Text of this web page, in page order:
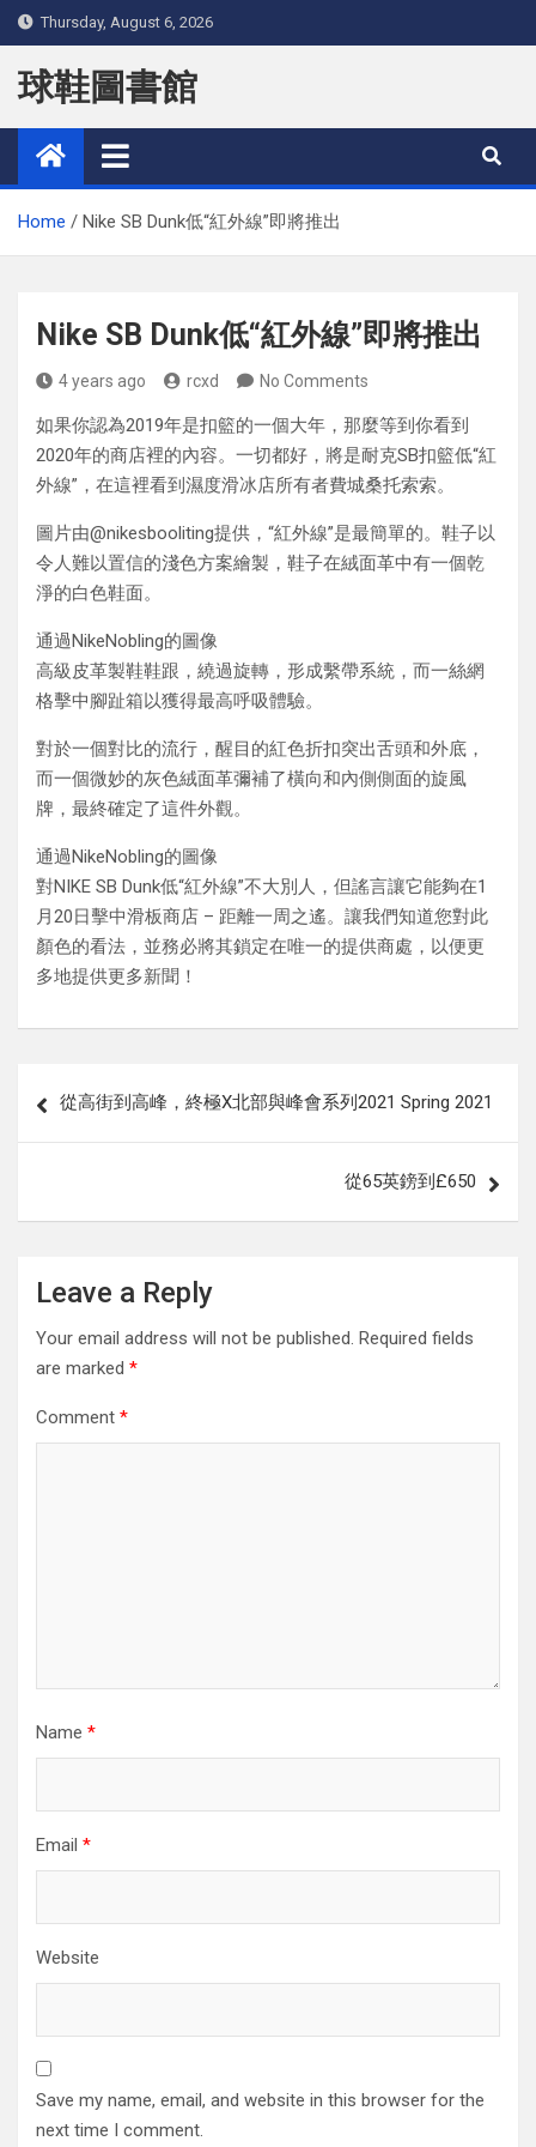
Skip
to
content
Thursday, August 6, 2026
球鞋圖書館
Home Nike SB Dunk低“紅外線”即將推出
Nike SB Dunk低“紅外線”即將推出
4 years ago rcxd No Comments
如果你認為2019年是扣籃的一個大年，那麼等到你看到
2020年的商店裡的內容。一切都好，將是耐克SB扣籃低“紅
外線”，在這裡看到濕度滑冰店所有者費城桑托索索。
圖片由@nikesbooliting提供，“紅外線”是最簡單的。鞋子以
令人難以置信的淺色方案繪製，鞋子在絨面革中有一個乾
淨的白色鞋面。
通過NikeNobling的圖像
高級皮革製鞋鞋跟，繞過旋轉，形成繫帶系統，而一絲網
格擊中腳趾箱以獲得最高呼吸體驗。
對於一個對比的流行，醒目的紅色折扣突出舌頭和外底，
而一個微妙的灰色絨面革彌補了橫向和內側側面的旋風
牌，最終確定了這件外觀。
通過NikeNobling的圖像
對NIKE SB Dunk低“紅外線”不大別人，但謠言讓它能夠在1
月20日擊中滑板商店 – 距離一周之遙。讓我們知道您對此
顏色的看法，並務必將其鎖定在唯一的提供商處，以便更
多地提供更多新聞！
navigation
從高街到高峰，終極X北部與峰會系列2021 Spring 2021
從65英鎊到£650
Leave a Reply
Your email address will not be published. Required fields
are marked *
Comment *
Name *
Email *
Website
Save my name, email, and website in this browser for the
next time I comment.